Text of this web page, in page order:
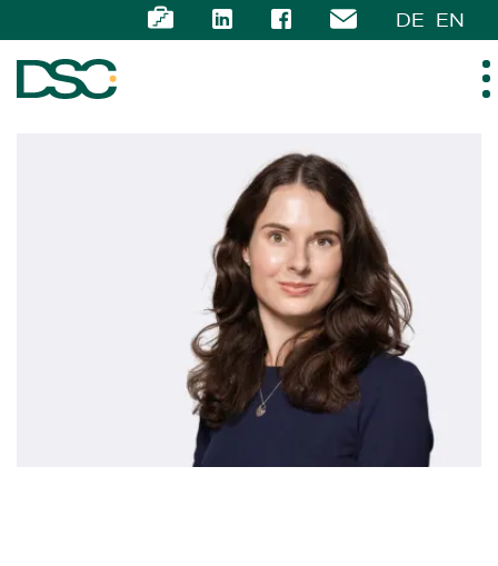
DE EN
EXPERTISE
KARRIERE